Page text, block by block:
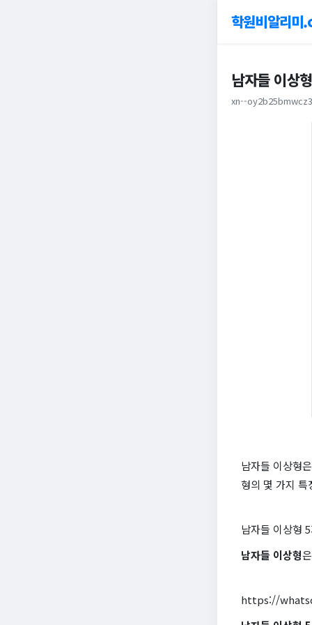
학원비알리미
남자들 이상
xn--
남자들 이상형
형의 몇 가지 특
남자들 이상형
남자들 이상형
https://